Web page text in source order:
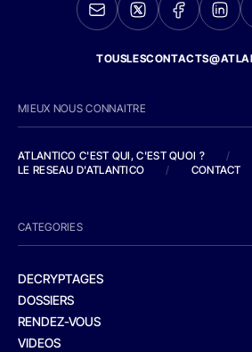
MIEUX NOUS CONNAITRE
ATLANTICO C'EST QUI, C'EST QUOI ?
/
LE RESEAU D'ATLANTICO
/ CONTACT
CATEGORIES
DECRYPTAGES
DOSSIERS
RENDEZ-VOUS
VIDEOS